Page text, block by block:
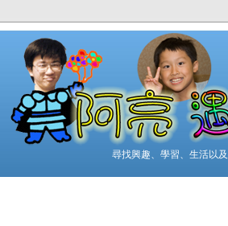
尋找興趣、學習、生活以